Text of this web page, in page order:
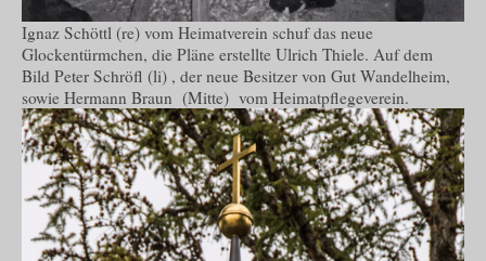
Ignaz Schöttl (re) vom Heimatverein schuf das neue
Glockentürmchen, die Pläne erstellte Ulrich Thiele. Auf dem
Bild Peter Schröfl (li) , der neue Besitzer von Gut Wandelheim,
sowie Hermann Braun (Mitte) vom Heimatpflegeverein.